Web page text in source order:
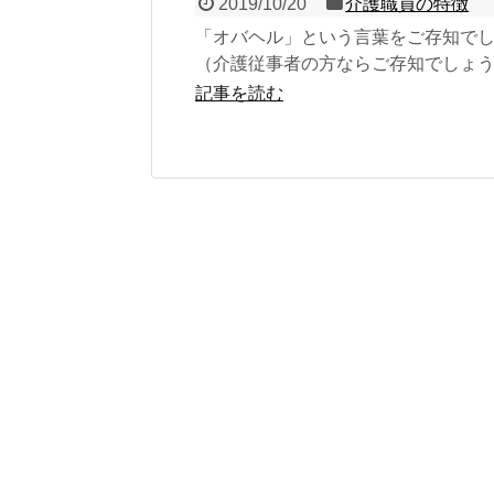
「オバヘル」という言葉をご存知で
（介護従事者の方ならご存知でしょう
誰が最初に言い出したのかは定かでは
記事を読む